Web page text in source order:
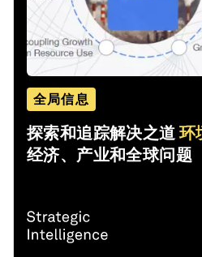
全局信息
探索和追踪解决之道 环
经济、产业和全球问题